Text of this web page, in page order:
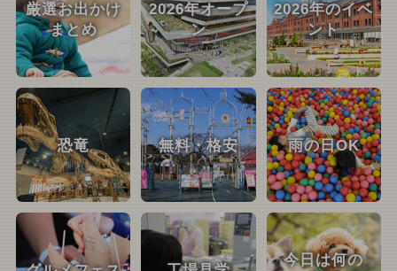
厳選お出かけ
まとめ
2026年オープ
ン
2026年のイベ
ント
恐竜 無料・格安 雨の日OK
今日は何の